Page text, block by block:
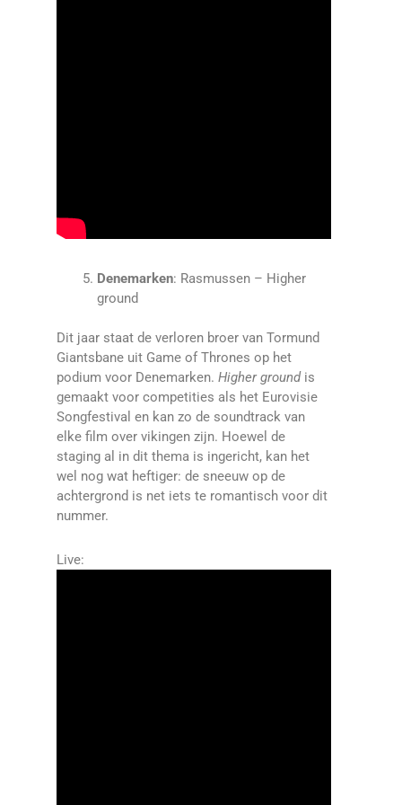
Denemarken: Rasmussen – Higher
ground
Dit jaar staat de verloren broer van Tormund
Giantsbane uit Game of Thrones op het
podium voor Denemarken. Higher groundis
gemaakt voor competities als het Eurovisie
Songfestival en kan zo de soundtrack van
elke film over vikingen zijn. Hoewel de
staging al in dit thema is ingericht, kan het
wel nog wat heftiger: de sneeuw op de
achtergrond is net iets te romantisch voor dit
nummer.
Live: